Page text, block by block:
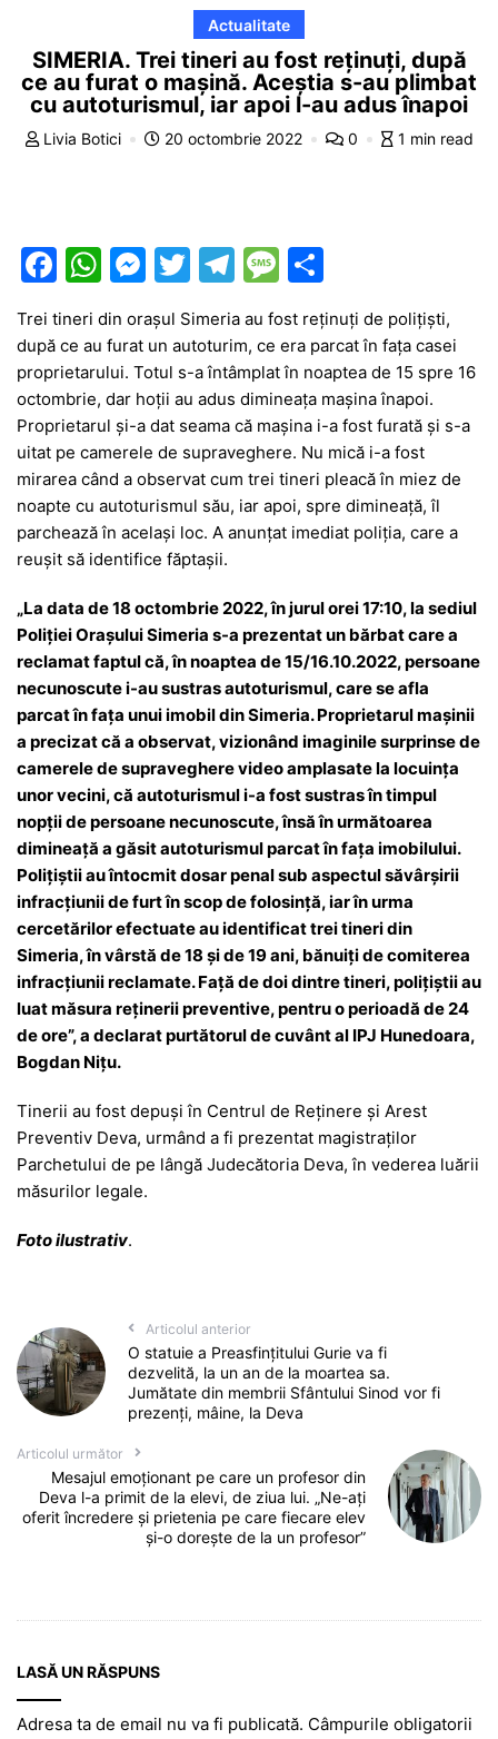
Actualitate
SIMERIA. Trei tineri au fost reținuți, după
ce au furat o mașină. Aceștia s-au plimbat
cu autoturismul, iar apoi l-au adus înapoi
Livia Botici 20 octombrie 2022 0 1 min read
F
a
c
e
b
o
o
k
W
h
at
s
A
p
p
M
s
s
e
n
g
er
T
w
itt
er
T
e
gr
a
m
M
s
s
a
g
e
ar
ta
je
a
z
ă
Trei tineri din orașul Simeria au fost reținuți de polițiști,
după ce au furat un autoturim, ce era parcat în fața casei
proprietarului. Totul s-a întâmplat în noaptea de 15 spre 16
octombrie, dar hoții au adus dimineața mașina înapoi.
Proprietarul și-a dat seama că mașina i-a fost furată și s-a
uitat pe camerele de supraveghere. Nu mică i-a fost
mirarea când a observat cum trei tineri pleacă în miez de
noapte cu autoturismul său, iar apoi, spre dimineață, îl
parchează în același loc. A anunțat imediat poliția, care a
reușit să identifice făptașii.
„La data de 18 octombrie 2022, în jurul orei 17:10, la sediul
Poliției Orașului Simeria s-a prezentat un bărbat care a
reclamat faptul că, în noaptea de 15/16.10.2022, persoane
necunoscute i-au sustras autoturismul, care se afla
parcat în fața unui imobil din Simeria. Proprietarul maşinii
a precizat că a observat, vizionând imaginile surprinse de
camerele de supraveghere video amplasate la locuinţa
unor vecini, că autoturismul i-a fost sustras în timpul
nopţii de persoane necunoscute, însă în următoarea
dimineață a găsit autoturismul parcat în faţa imobilului.
Poliţiştii au întocmit dosar penal sub aspectul săvârșirii
infracțiunii de furt în scop de folosință, iar în urma
cercetărilor efectuate au identificat trei tineri din
Simeria, în vârstă de 18 şi de 19 ani, bănuiţi de comiterea
infracţiunii reclamate. Față de doi dintre tineri, poliţiştii au
luat măsura reținerii preventive, pentru o perioadă de 24
de ore”, a declarat purtătorul de cuvânt al IPJ Hunedoara,
Bogdan Nițu.
Tinerii au fost depuşi în Centrul de Reținere și Arest
Preventiv Deva, urmând a fi prezentat magistraţilor
Parchetului de pe lângă Judecătoria Deva, în vederea luării
măsurilor legale.
Foto ilustrativ.
Articolul anterior
O statuie a Preasfințitului Gurie va fi
dezvelită, la un an de la moartea sa.
Jumătate din membrii Sfântului Sinod vor fi
prezenți, mâine, la Deva
Articolul următor
Mesajul emoționant pe care un profesor din
Deva l-a primit de la elevi, de ziua lui. „Ne-ați
oferit încredere și prietenia pe care fiecare elev
și-o dorește de la un profesor”
LASĂ UN RĂSPUNS
Adresa ta de email nu va fi publicată. Câmpurile obligatorii